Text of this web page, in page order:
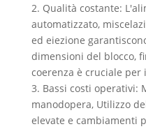
2. Qualità costante:
automatizzato,
ed eiezione
dimensioni del blocco,
coerenza è cruciale
3. Bassi costi operativi:
manodopera, Utilizzo
elevate e cambiamenti